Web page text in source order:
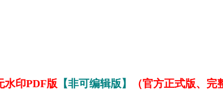
水印PDF版 【非可编辑版】 （官方正式版、